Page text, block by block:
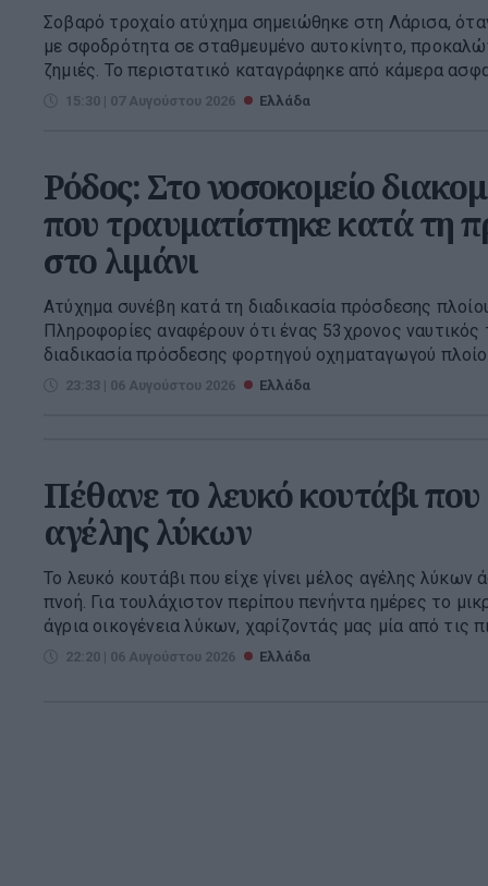
Σοβαρό τροχαίο ατύχημα σημειώθηκε στη Λάρισα,
με σφοδρότητα σε σταθμευμένο αυτοκίνητο,
ζημιές. Το περιστατικό καταγράφηκε από κάμερα
15:30 | 07 Αυγούστου 2026 Ελλάδα
Ρόδος: Στο νοσοκομείο
που τραυματίστηκε κατά τη
στο λιμάνι
Ατύχημα συνέβη κατά τη διαδικασία πρόσδεσης
Πληροφορίες αναφέρουν ότι ένας 53χρονος ναυτικός
διαδικασία πρόσδεσης φορτηγού οχηματαγωγού
23:33 | 06 Αυγούστου 2026 Ελλάδα
Πέθανε το λευκό κουτάβι που
αγέλης λύκων
Το λευκό κουτάβι που είχε γίνει μέλος αγέλης λύκων
πνοή. Για τουλάχιστον περίπου πενήντα ημέρες το
άγρια οικογένεια λύκων, χαρίζοντάς μας μία από τις
22:20 | 06 Αυγούστου 2026 Ελλάδα